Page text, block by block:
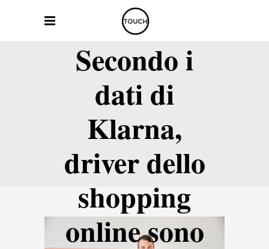
Secondo i
dati di
Klarna,
driver dello
shopping
online sono